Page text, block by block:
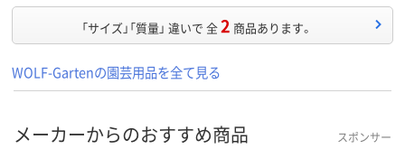
「サイズ」「質量」 違いで 全2 商品あります。
WOLF-Gartenの園芸用品を全て見る
メーカーからのおすすめ商品 スポンサー